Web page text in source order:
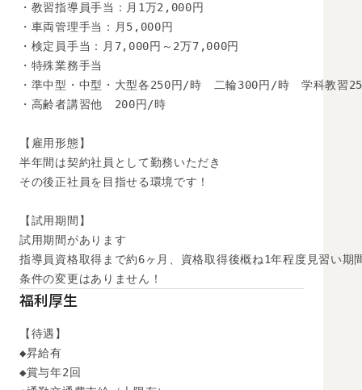
・教習指導員手当：月1万2,000円
・車両管理手当：月5,000円
・検定員手当：月7,000円～2万7,000円
・特殊業務手当
・準中型・中型・大型各250円/時　二輪300円/時　学科教習
・高齢者講習他　200円/時
【雇用形態】
半年間は契約社員として勤務いただき
その後正社員を目指せる環境です！
【試用期間】
試用期間があります
指導員資格取得まで約6ヶ月、資格取得後概ね1年程度見習い期
条件の変更はありません！
福利厚生
【待遇】
◆昇給有
◆賞与年2回